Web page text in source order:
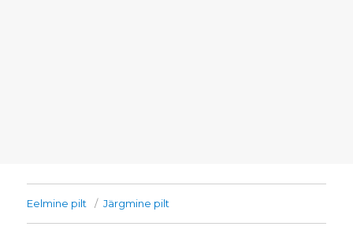
Eelmine pilt Järgmine pilt